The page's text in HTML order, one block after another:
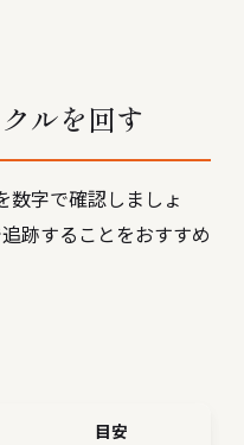
ルを回す
数字で確認しましょ
跡することをおすすめ
目安